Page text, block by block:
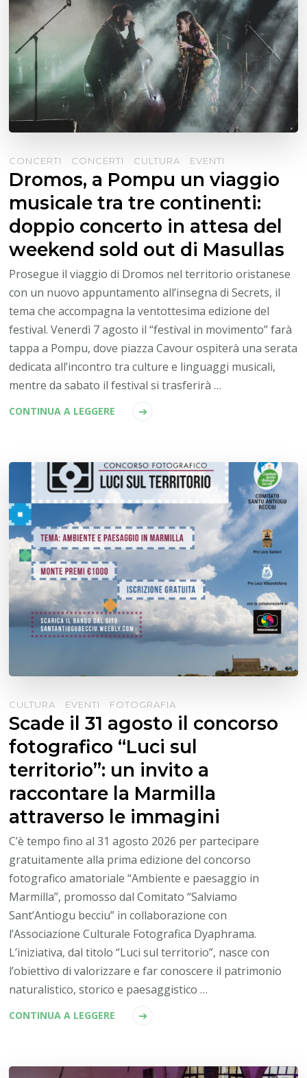
CONCERTI CONCERTI CULTURA EVENTI
Dromos, a Pompu un viaggio
musicale tra tre continenti:
doppio concerto in attesa del
weekend sold out di Masullas
Prosegue il viaggio di Dromos nel territorio oristanese
con un nuovo appuntamento all’insegna di Secrets, il
tema che accompagna la ventottesima edizione del
festival. Venerdì 7 agosto il “festival in movimento” farà
tappa a Pompu, dove piazza Cavour ospiterà una serata
dedicata all’incontro tra culture e linguaggi musicali,
mentre da sabato il festival si trasferirà …
CONTINUA A LEGGERE
CULTURA EVENTI FOTOGRAFIA
Scade il 31 agosto il concorso
fotografico “Luci sul
territorio”: un invito a
raccontare la Marmilla
attraverso le immagini
C’è tempo fino al 31 agosto 2026 per partecipare
gratuitamente alla prima edizione del concorso
fotografico amatoriale “Ambiente e paesaggio in
Marmilla”, promosso dal Comitato “Salviamo
Sant’Antiogu becciu” in collaborazione con
l’Associazione Culturale Fotografica Dyaphrama.
L’iniziativa, dal titolo “Luci sul territorio”, nasce con
l’obiettivo di valorizzare e far conoscere il patrimonio
naturalistico, storico e paesaggistico …
CONTINUA A LEGGERE